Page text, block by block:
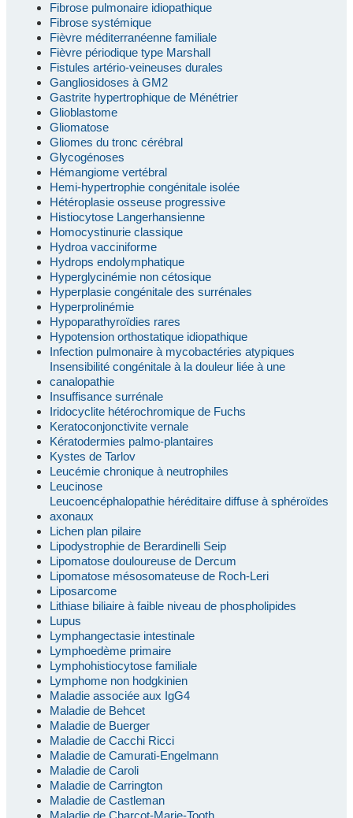
Fibrose pulmonaire idiopathique
Fibrose systémique
Fièvre méditerranéenne familiale
Fièvre périodique type Marshall
Fistules artério-veineuses durales
Gangliosidoses à GM2
Gastrite hypertrophique de Ménétrier
Glioblastome
Gliomatose
Gliomes du tronc cérébral
Glycogénoses
Hémangiome vertébral
Hemi-hypertrophie congénitale isolée
Hétéroplasie osseuse progressive
Histiocytose Langerhansienne
Homocystinurie classique
Hydroa vacciniforme
Hydrops endolymphatique
Hyperglycinémie non cétosique
Hyperplasie congénitale des surrénales
Hyperprolinémie
Hypoparathyroïdies rares
Hypotension orthostatique idiopathique
Infection pulmonaire à mycobactéries atypiques
Insensibilité congénitale à la douleur liée à une
canalopathie
Insuffisance surrénale
Iridocyclite hétérochromique de Fuchs
Keratoconjonctivite vernale
Kératodermies palmo-plantaires
Kystes de Tarlov
Leucémie chronique à neutrophiles
Leucinose
Leucoencéphalopathie héréditaire diffuse à sphéroïdes
axonaux
Lichen plan pilaire
Lipodystrophie de Berardinelli Seip
Lipomatose douloureuse de Dercum
Lipomatose mésosomateuse de Roch-Leri
Liposarcome
Lithiase biliaire à faible niveau de phospholipides
Lupus
Lymphangectasie intestinale
Lymphoedème primaire
Lymphohistiocytose familiale
Lymphome non hodgkinien
Maladie associée aux IgG4
Maladie de Behcet
Maladie de Buerger
Maladie de Cacchi Ricci
Maladie de Camurati-Engelmann
Maladie de Caroli
Maladie de Carrington
Maladie de Castleman
Maladie de Charcot-Marie-Tooth